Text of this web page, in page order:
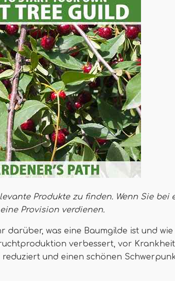
Produkte zu finden. Wenn Sie bei
Provision verdienen.
darüber, was eine Baumgilde ist und
verbessert, vor
und einen schönen